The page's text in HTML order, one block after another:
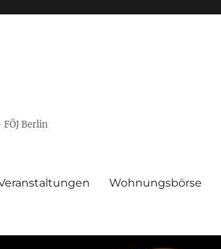
Berlin
Wohnungsbörse